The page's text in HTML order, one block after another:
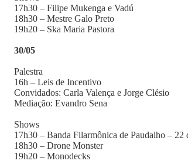
17h30 – Filipe Mukenga e Vadú
18h30 – Mestre Galo Preto
19h20 – Ska Maria Pastora
30/05
Palestra
16h – Leis de Incentivo
Convidados: Carla Valença e Jorge Clésio
Mediação: Evandro Sena
Shows
17h30 – Banda Filarmônica de Paudalho – 22
18h30 – Drone Monster
19h20 – Monodecks